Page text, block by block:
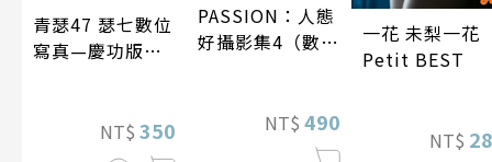
青瑟47 瑟七數位
寫真—慶功版
NT$ 350
PASSION：人態
好攝影集4（數位
NT$ 490
一花 未梨一花
Petit BEST
NT$